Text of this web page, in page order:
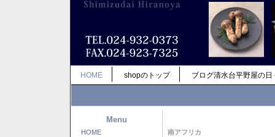
HOME shopのトップ ブログ清水台平野屋の日
Menu
HOME 南アフリカ